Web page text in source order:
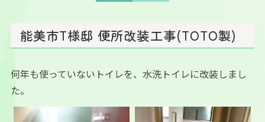
会社案内
お問い合わせ
能美市T様邸 便所改装工事(TOTO製)
何年も使っていないトイレを、水洗トイレに改装しまし
た。